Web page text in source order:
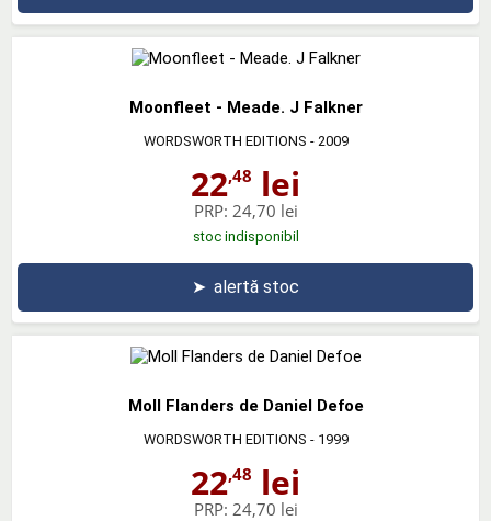
Moonfleet - Meade. J Falkner
WORDSWORTH EDITIONS - 2009
22,48 lei
PRP: 24,70 lei
stoc indisponibil
➤ alertă stoc
Moll Flanders de Daniel Defoe
WORDSWORTH EDITIONS - 1999
22,48 lei
PRP: 24,70 lei